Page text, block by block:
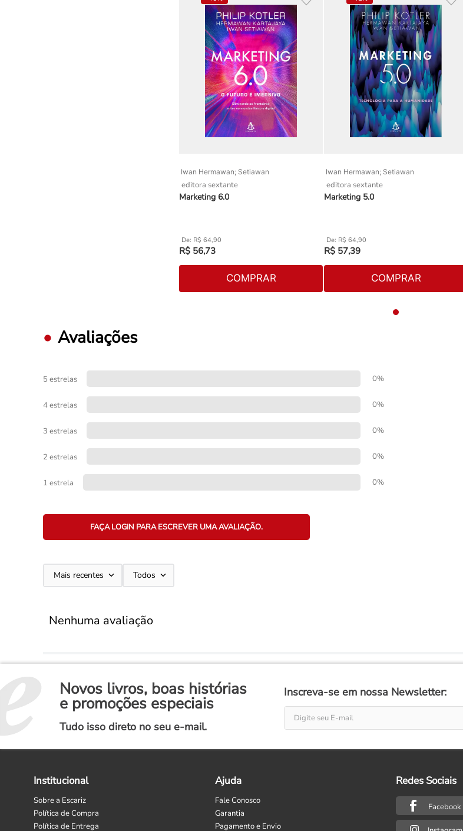
Iwan Hermawan; Setiawan
editora sextante
Marketing 6.0
R$ 64,90
R$ 56,73
COMPRAR
Iwan Hermawan; Setiawan
editora sextante
Marketing 5.0
R$ 64,90
R$ 57,39
COMPRAR
Avaliações
5 estrelas 0%
4 estrelas 0%
3 estrelas 0%
2 estrelas 0%
1 estrela 0%
FAÇA LOGIN PARA ESCREVER UMA AVALIAÇÃO.
Mais recentes Todos
Nenhuma avaliação
Novos livros, boas histórias
e promoções especiais
Tudo isso direto no seu e-mail.
Inscreva-se em nossa Newsletter:
Institucional
Sobre a Escariz
Política de Compra
Política de Entrega
Ajuda
Fale Conosco
Garantia
Pagamento e Envio
Redes Sociais
Facebook